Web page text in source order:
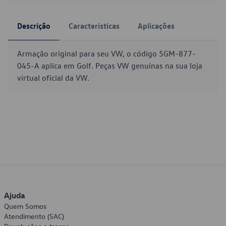
Descrição Características Aplicações
Armação original para seu VW, o código 5GM-877-
045-A aplica em Golf. Peças VW genuínas na sua loja
virtual oficial da VW.
Ajuda
Quem Somos
Atendimento (SAC)